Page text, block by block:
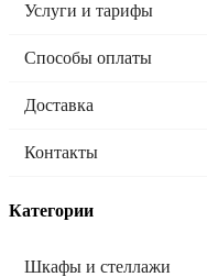
Услуги и тарифы
Способы оплаты
Доставка
Контакты
Категории
Шкафы и стеллажи